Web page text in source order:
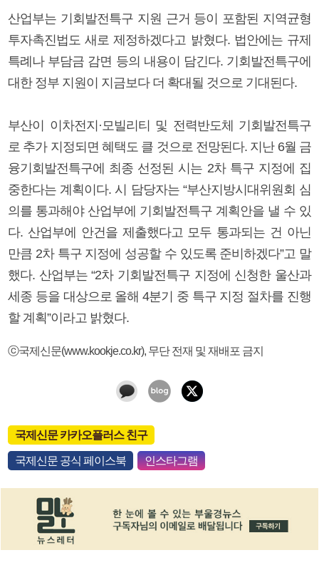
산업부는 기회발전특구 지원 근거 등이 포함된 지역균형
투자촉진법도 새로 제정하겠다고 밝혔다. 법안에는 규제
특례나 부담금 감면 등의 내용이 담긴다. 기회발전특구에
대한 정부 지원이 지금보다 더 확대될 것으로 기대된다.
부산이 이차전지·모빌리티 및 전력반도체 기회발전특구
로 추가 지정되면 혜택도 클 것으로 전망된다. 지난 6월 금
융기회발전특구에 최종 선정된 시는 2차 특구 지정에 집
중한다는 계획이다. 시 담당자는 “부산지방시대위원회 심
의를 통과해야 산업부에 기회발전특구 계획안을 낼 수 있
다. 산업부에 안건을 제출했다고 모두 통과되는 건 아닌
만큼 2차 특구 지정에 성공할 수 있도록 준비하겠다”고 말
했다. 산업부는 “2차 기회발전특구 지정에 신청한 울산과
세종 등을 대상으로 올해 4분기 중 특구 지정 절차를 진행
할 계획”이라고 밝혔다.
ⓒ국제신문(www.kookje.co.kr), 무단 전재 및 재배포 금지
국제신문 카카오플러스 친구
국제신문 공식 페이스북 인스타그램